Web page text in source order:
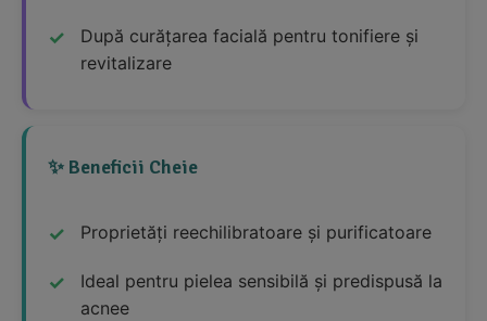
După curățarea facială pentru tonifiere și
revitalizare
✨ Beneficii Cheie
Proprietăți reechilibratoare și purificatoare
Ideal pentru pielea sensibilă și predispusă la
acnee